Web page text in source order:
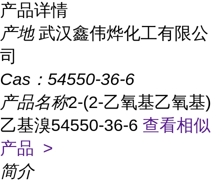
产品详情
产地 武汉鑫伟烨化工有限公
司
Cas： 54550-36-6
产品名称2-(2-乙氧基乙氧基)
乙基溴54550-36-6 查看相似
产品 >
简介